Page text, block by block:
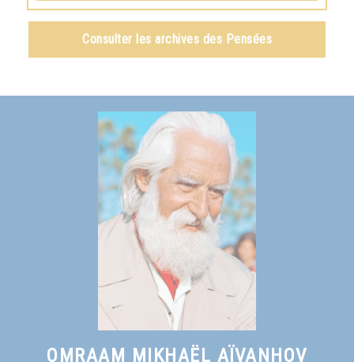
choses belles et bonnes dans le monde et à troubler la vie de votre
Omraam Mikhaël Aïvanhov
Consulter les archives des Pensées
OMRAAM MIKHAËL AÏVANHOV